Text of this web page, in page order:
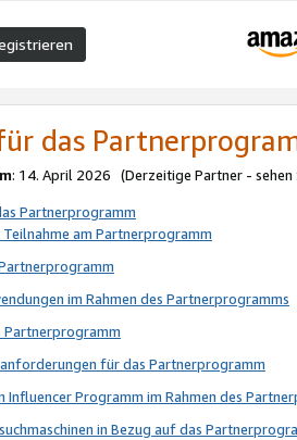
das
: 14. April 2026 (Derzeitige Partner - sehen
Partnerprogramm
am Partnerprogramm
im Rahmen des Partnerprogramms
Partnerprogramm
für das Partnerprogramm
Influencer Programm im Rahmen des
in Bezug auf das